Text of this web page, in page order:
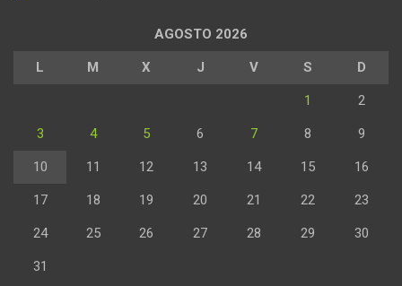
AGOSTO 2026
L M X J V S D
1 2
3 4 5 6 7 8 9
10 11 12 13 14 15 16
17 18 19 20 21 22 23
24 25 26 27 28 29 30
31